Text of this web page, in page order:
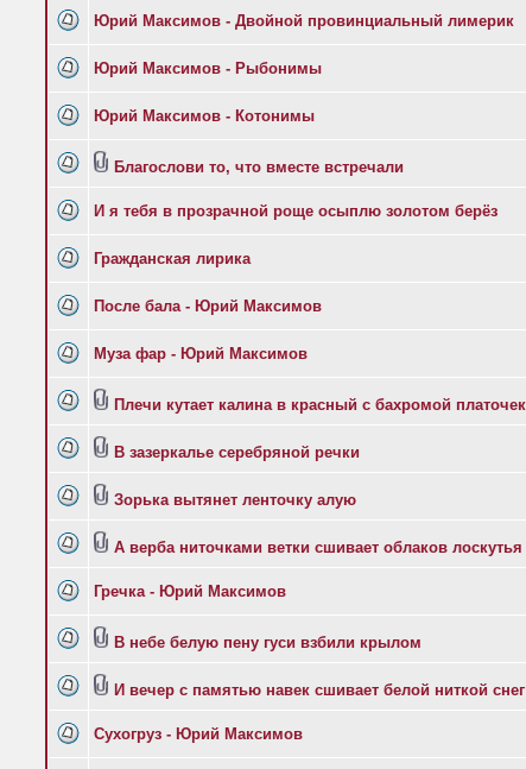
Юрий Максимов - Двойной провинциальный лимерик
Юрий Максимов - Рыбонимы
Юрий Максимов - Котонимы
Благослови то, что вместе встречали
И я тебя в прозрачной роще осыплю золотом берёз
Гражданская лирика
После бала - Юрий Максимов
Муза фар - Юрий Максимов
Плечи кутает калина в красный с бахромой платочек
В зазеркалье серебряной речки
Зорька вытянет ленточку алую
А верба ниточками ветки сшивает облаков лоскутья
Гречка - Юрий Максимов
В небе белую пену гуси взбили крылом
И вечер с памятью навек сшивает белой ниткой снег
Сухогруз - Юрий Максимов